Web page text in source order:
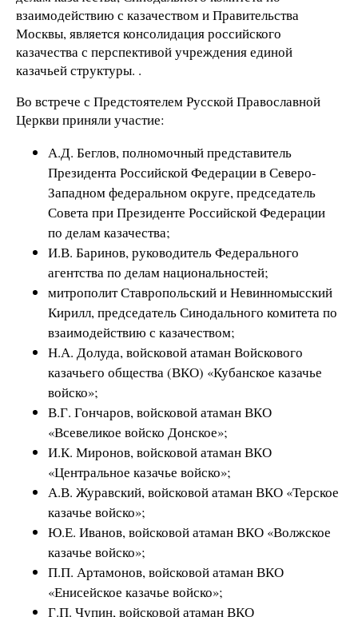
взаимодействию с казачеством и Правительства
Москвы, является консолидация российского
казачества с перспективой учреждения единой
казачьей структуры. .
Во встрече с Предстоятелем Русской Православной
Церкви приняли участие:
А.Д. Беглов, полномочный представитель
Президента Российской Федерации в Северо-
Западном федеральном округе, председатель
Совета при Президенте Российской Федерации
по делам казачества;
И.В. Баринов, руководитель Федерального
агентства по делам национальностей;
митрополит Ставропольский и Невинномысский
Кирилл, председатель Синодального комитета по
взаимодействию с казачеством;
Н.А. Долуда, войсковой атаман Войскового
казачьего общества (ВКО) «Кубанское казачье
войско»;
В.Г. Гончаров, войсковой атаман ВКО
«Всевеликое войско Донское»;
И.К. Миронов, войсковой атаман ВКО
«Центральное казачье войско»;
А.В. Журавский, войсковой атаман ВКО «Терское
казачье войско»;
Ю.Е. Иванов, войсковой атаман ВКО «Волжское
казачье войско»;
П.П. Артамонов, войсковой атаман ВКО
«Енисейское казачье войско»;
Г.П. Чупин, войсковой атаман ВКО